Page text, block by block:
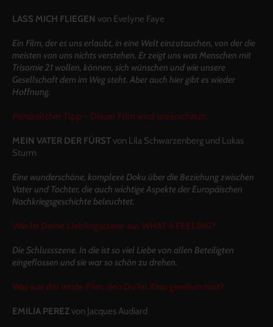
LASS MICH FLIEGEN von Evelyne Faye
Ein Film, der es uns erlaubt, in eine Welt einzutauchen, von der die
meisten von uns nichts verstehen. Er zeigt uns was Menschen mit
Trisomie 21 wollen, können, sich wünschen und wie unsere
Gesellschaft dem im Weg steht. Aber auch hier gibt es wieder
Hoffnung.
Persönlicher Tipp – Dieser Film wird unterschätzt:
MEIN VATER DER FÜRST von Lila Schwarzenberg und Lukas
Sturm
Eine wunderschöne, komplexe Doku über die Beziehung zwischen
Vater und Tochter, die auch wichtige Aspekte der Europäischen
Nachkriegsgeschichte beleuchtet.
Was ist Deine Lieblingsszene aus WHAT A FEELING?
Die Schlussszene. In die ist so viel Liebe von allen Beteiligten
eingeflossen und sie war so schön zu drehen.
Was war der letzte Film, den Du im Kino gesehen hast?
EMILIA PEREZ von Jacques Audiard